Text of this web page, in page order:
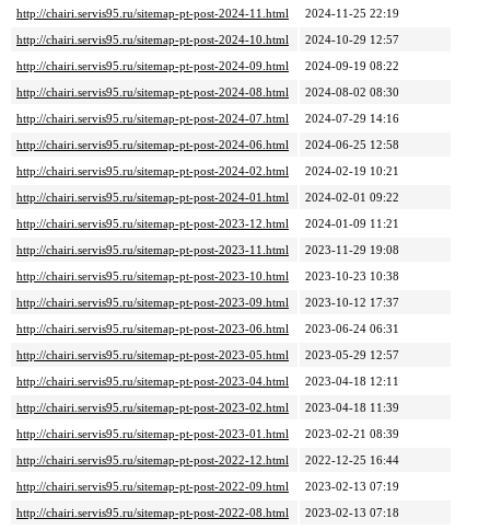
http://chairi.servis95.ru/sitemap-pt-post-2024-11.html
2024-11-25 22:19
http://chairi.servis95.ru/sitemap-pt-post-2024-10.html
2024-10-29 12:57
http://chairi.servis95.ru/sitemap-pt-post-2024-09.html
2024-09-19 08:22
http://chairi.servis95.ru/sitemap-pt-post-2024-08.html
2024-08-02 08:30
http://chairi.servis95.ru/sitemap-pt-post-2024-07.html
2024-07-29 14:16
http://chairi.servis95.ru/sitemap-pt-post-2024-06.html
2024-06-25 12:58
http://chairi.servis95.ru/sitemap-pt-post-2024-02.html
2024-02-19 10:21
http://chairi.servis95.ru/sitemap-pt-post-2024-01.html
2024-02-01 09:22
http://chairi.servis95.ru/sitemap-pt-post-2023-12.html
2024-01-09 11:21
http://chairi.servis95.ru/sitemap-pt-post-2023-11.html
2023-11-29 19:08
http://chairi.servis95.ru/sitemap-pt-post-2023-10.html
2023-10-23 10:38
http://chairi.servis95.ru/sitemap-pt-post-2023-09.html
2023-10-12 17:37
http://chairi.servis95.ru/sitemap-pt-post-2023-06.html
2023-06-24 06:31
http://chairi.servis95.ru/sitemap-pt-post-2023-05.html
2023-05-29 12:57
http://chairi.servis95.ru/sitemap-pt-post-2023-04.html
2023-04-18 12:11
http://chairi.servis95.ru/sitemap-pt-post-2023-02.html
2023-04-18 11:39
http://chairi.servis95.ru/sitemap-pt-post-2023-01.html
2023-02-21 08:39
http://chairi.servis95.ru/sitemap-pt-post-2022-12.html
2022-12-25 16:44
http://chairi.servis95.ru/sitemap-pt-post-2022-09.html
2023-02-13 07:19
http://chairi.servis95.ru/sitemap-pt-post-2022-08.html
2023-02-13 07:18